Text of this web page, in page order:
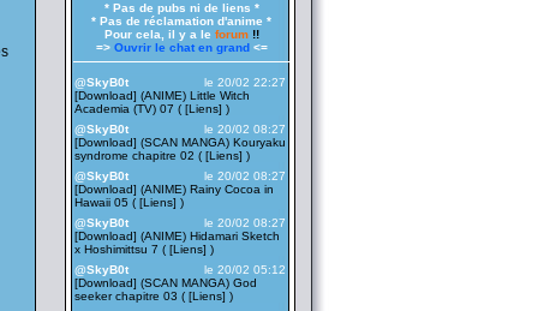
* Pas de pubs ni de liens *
* Pas de réclamation d'anime *
Pour cela, il y a le forum!!
=> Ouvrir le chat en grand<=
——————————————————
@SkyB0t
le 20/02 22:27
[Download] (ANIME) Little Witch
Academia (TV) 07 ( [Liens] )
@SkyB0t
le 20/02 08:27
[Download] (SCAN MANGA) Kouryaku
syndrome chapitre 02 ( [Liens] )
@SkyB0t
le 20/02 08:27
[Download] (ANIME) Rainy Cocoa in
Hawaii 05 ( [Liens] )
@SkyB0t
le 20/02 08:27
[Download] (ANIME) Hidamari Sketch
x Hoshimittsu 7 ( [Liens] )
@SkyB0t
le 20/02 05:12
[Download] (SCAN MANGA) God
seeker chapitre 03 ( [Liens] )